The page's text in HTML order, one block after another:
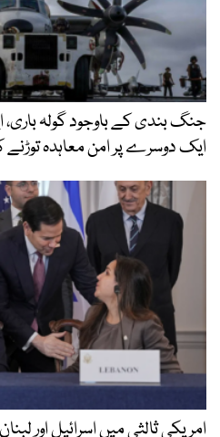
جنگ بندی کے باوجود گولہ باری،
ایک دوسرے پر امن معاہدہ توڑنے
امریکی ثالثی میں اسرائیل اور